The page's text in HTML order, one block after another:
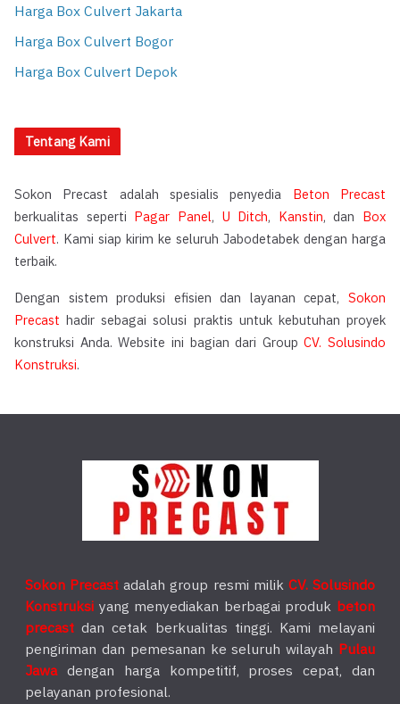
Harga Box Culvert Jakarta
Harga Box Culvert Bogor
Harga Box Culvert Depok
Tentang Kami
Sokon Precast adalah spesialis penyedia Beton Precast
berkualitas seperti Pagar Panel, U Ditch, Kanstin, dan Box
Culvert. Kami siap kirim ke seluruh Jabodetabek dengan harga
terbaik.
Dengan sistem produksi efisien dan layanan cepat, Sokon
Precast hadir sebagai solusi praktis untuk kebutuhan proyek
konstruksi Anda. Website ini bagian dari GroupCV. Solusindo
Konstruksi.
Sokon Precast adalah group resmi milik CV. Solusindo
Konstruksi yang menyediakan berbagai produk beton
precast dan cetak berkualitas tinggi. Kami melayani
pengiriman dan pemesanan ke seluruh wilayah Pulau
Jawadengan harga kompetitif, proses cepat, dan
pelayanan profesional.